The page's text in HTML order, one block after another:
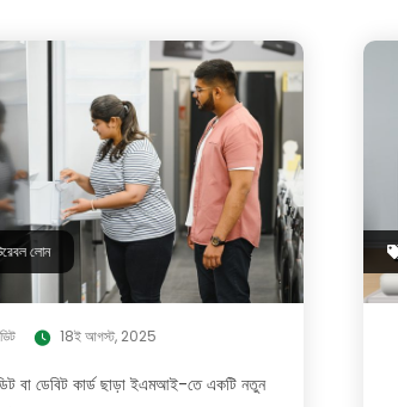
লোন
18ই আগস্ট, 2025
বা ডেবিট কার্ড ছাড়া ইএমআই-তে একটি নতুন